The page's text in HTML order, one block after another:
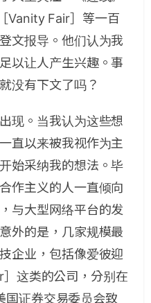
Vanity Fair］等一百
文报导。他们认为我
以让人产生兴趣。事
没有下文了吗？
现。当我认为这些想
直以来被我视作为主
始采纳我的想法。毕
作主义的人一直倾向
与大型网络平台的发
外的是，几家规模最
企业，包括像爱彼迎
这类的公司，分别在
国证券交易委员会致